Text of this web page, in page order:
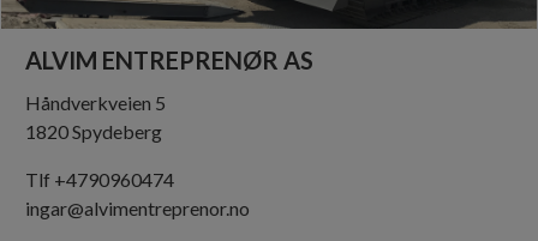
ALVIM ENTREPRENØR AS
Håndverkveien 5
1820 Spydeberg
Tlf +4790960474
ingar@alvimentreprenor.no